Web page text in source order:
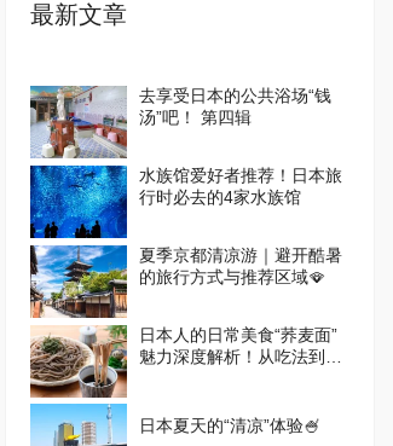
最新文章
去享受日本的公共浴场“钱
汤”吧！ 第四辑
水族馆爱好者推荐！日本旅
行时必去的4家水族馆
夏季京都清凉游｜避开酷暑
的旅行方式与推荐区域🪭
日本人的日常美食“荞麦面”
魅力深度解析！从吃法到体
日本夏天的“清凉”体验🍧